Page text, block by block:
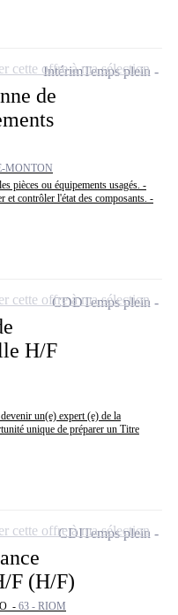
de
MONTON
pièces ou équipements usagés. -
et contrôler l'état des composants. -
IntérimTemps plein
cette offre à ma sélection
H/F
un(e) expert (e) de la
unique de préparer un Titre
CDDTemps plein
cette offre à ma sélection
F (H/F)
- 63 - RIOM
CDITemps plein
cette offre à ma sélection